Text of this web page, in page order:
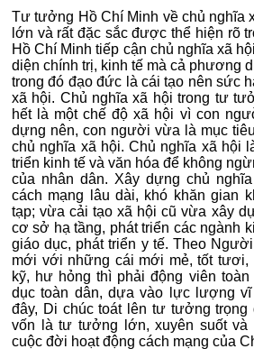
Tư tưởng Hồ Chí Minh về chủ nghĩa
lớn và rất đặc sắc được thể hiện rõ
Hồ Chí Minh tiếp cận chủ nghĩa xã
diện chính trị, kinh tế mà cả phương
trong đó đạo đức là cái tạo nên sức
xã hội. Chủ nghĩa xã hội trong tư
hết là một chế độ xã hội vì con
dựng nên, con người vừa là mục
chủ nghĩa xã hội. Chủ nghĩa xã hội
triển kinh tế và văn hóa để không
của nhân dân. Xây dựng chủ
cách mạng lâu dài, khó khăn gian
tạp; vừa cải tạo xã hội cũ vừa xây
cơ sở hạ tầng, phát triển các ngành
giáo dục, phát triển y tế. Theo
mới với những cái mới mẻ, tốt tươi,
kỹ, hư hỏng thì phải động viên
dục toàn dân, dựa vào lực lượng
đây, Di chúc toát lên tư tưởng trọng
vốn là tư tưởng lớn, xuyên suốt và
cuộc đời hoạt động cách mạng của